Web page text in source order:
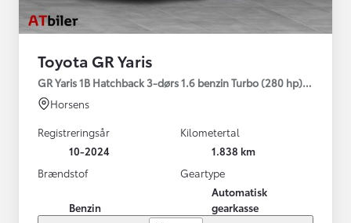
Toyota GR Yaris
GR Yaris 1B Hatchback 3-dørs 1.6 benzin Turbo (280 hp) Aut.
Horsens
Registreringsår
10-2024
Kilometertal
1.838 km
Brændstof
Benzin
Geartype
Automatisk
gearkasse